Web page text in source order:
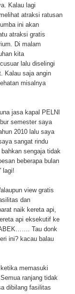
Kalau lagi
atraksi ratusan
ini akan
atraksi gratis
Di malam
kita
lalu diselingi
Kalau saja angin
misalnya
jasa kapal PELNI
semester saya
2010 lalu saya
sangat rindu
sengaja tidak
beberapa bulan
lagi!
view gratis
dan
naik kereta api,
api eksekutif ke
Tau donk
ini? kacau balau
memasuki
ranjang tidak
dibilang fasilitas